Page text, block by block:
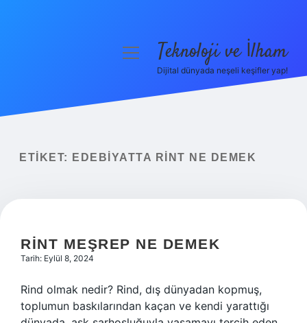
Yasal Uyarı
menüyüTeknoloji ve İlham
Dijital dünyada neşeli keşifler yap!
ETIKET: EDEBIYATTA RINT NE DEMEK
RINT MEŞREP NE DEMEK
Tarih: Eylül 8, 2024
Rind olmak nedir? Rind, dış dünyadan kopmuş,
toplumun baskılarından kaçan ve kendi yarattığı